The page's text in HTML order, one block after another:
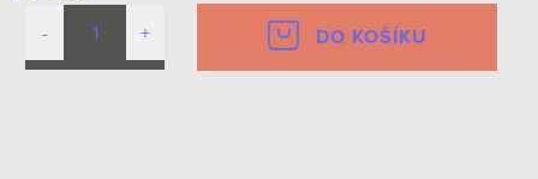
DO KOŠÍKU